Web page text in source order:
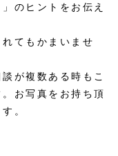
のヒントをお伝え
てもかまいませ
が複数ある時もこ
お写真をお持ち頂
。